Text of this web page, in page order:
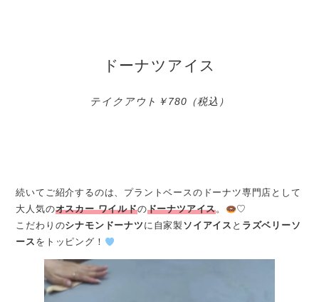
ドーナツアイス
テイクアウト￥780（税込）
続いてご紹介するのは、プラントベースのドーナツ専門店として
大人気のオスカー ワイルドのドーナツアイス。
♡
こだわりのシナモンドーナツ に自家製 ソイアイス と ラズベリーソ
ース をトッピング！